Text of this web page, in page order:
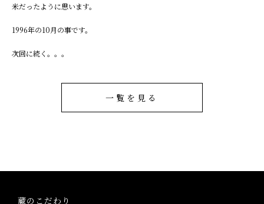
米だったように思います。
1996年の10月の事です。
次回に続く。。。
一覧を見る
蔵のこだわり